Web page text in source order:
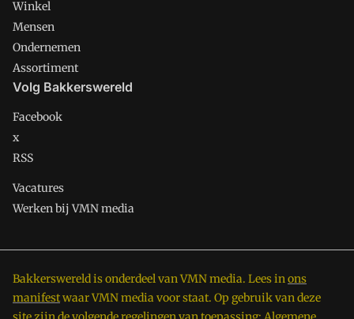
Winkel
Mensen
Ondernemen
Assortiment
Volg Bakkerswereld
Facebook
x
RSS
Vacatures
Werken bij VMN media
Bakkerswereld is onderdeel van VMN media. Lees inons
manifestwaar VMN media voor staat. Op gebruik van deze